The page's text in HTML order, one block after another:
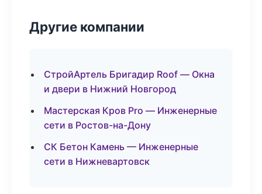
Другие компании
СтройАртель Бригадир Roof — Окна
и двери в Нижний Новгород
Мастерская Кров Pro — Инженерные
сети в Ростов-на-Дону
СК Бетон Камень — Инженерные
сети в Нижневартовск